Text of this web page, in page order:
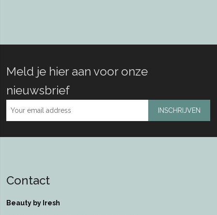
Meld je hier aan voor onze
nieuwsbrief
INSCHRIJVEN
Contact
Beauty by Iresh